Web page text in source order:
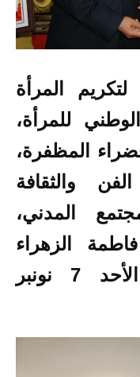
لتكريم المرأة
للمرأة،
المظفرة،
والثقافة
المدني،
الزهراء
العروسي، وذلك يوم الأحد 7 نونبر